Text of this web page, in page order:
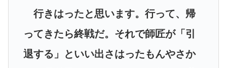
行きはったと思います。行って、帰
ってきたら終戦だ。それで師匠が「引
退する」といい出さはったもんやさか